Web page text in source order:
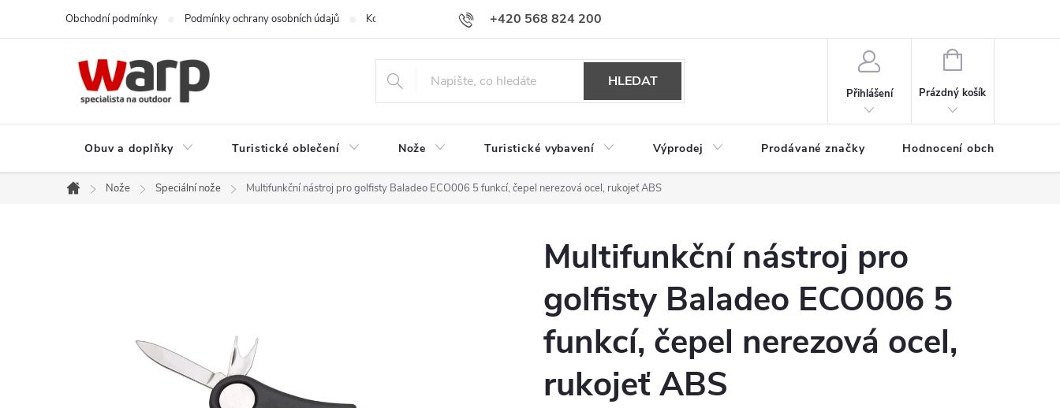
+420 568 824 200
Obchodní podmínky Podmínky ochrany osobních údajů Kontakty Doprava a platba Hodnocení obchodu
HLEDAT
Přihlášení
NÁKUPNÍ
Prázdný košík
Obuv a doplňky Turistické oblečení Nože Turistické vybavení Výprodej Prodávané značky Hodnocení obchodu
Domů
Nože Speciální nože Multifunkční nástroj pro golfisty Baladeo ECO006 5 funkcí, čepel nerezová ocel, rukojeť ABS
Multifunkční nástroj pro
golfisty Baladeo ECO006 5
funkcí, čepel nerezová ocel,
rukojeť ABS